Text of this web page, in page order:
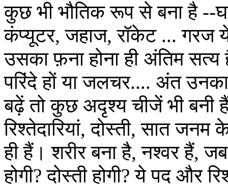
कुछ भी भौतिक रूप से बना है --
कंप्यूटर, जहाज, रॉकेट ... गरज
उसका फ़ना होना ही अंतिम
परिंदे हों या जलचर.... अंत
बढ़ें तो कुछ अदृश्य चीजें भी बनी
रिश्तेदारियां, दोस्ती, सात
ही हैं। शरीर बना है, नश्वर हैं, जब
होगी? दोस्ती होगी? ये पद और